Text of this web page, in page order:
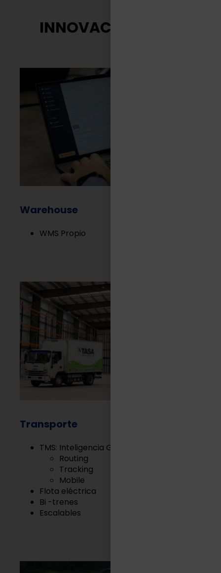
INNOVACIÓN TASA
Warehouse
WMS Propio
Transporte
TMS: Inteligencia Geográfica
Routing
Tracking
Mobile
Flota eléctrica
Bi -trenes
Escalables